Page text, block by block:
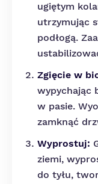
ugiętym
utrzymując
podłogą.
Zgięcie w
wypychając
w pasie.
zamknąć
Wyprostuj:
ziemi,
do tyłu,